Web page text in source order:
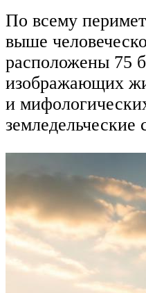
По всему
выше
расположены 75
изображающих
и
земледельческие